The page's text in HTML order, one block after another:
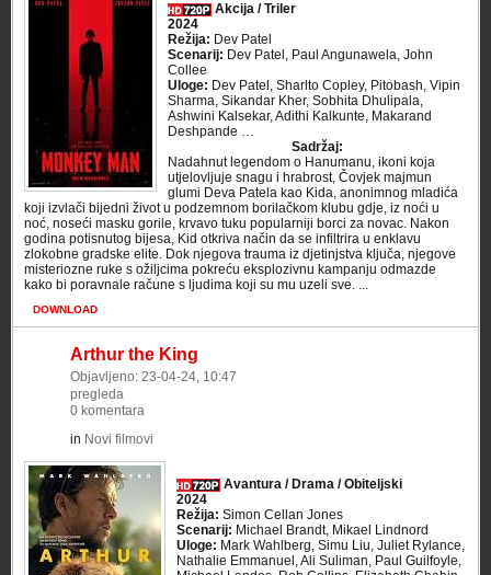
Akcija / Triler
2024
Režija: Dev Patel
Scenarij: Dev Patel, Paul Angunawela, John
Collee
Uloge: Dev Patel, Sharlto Copley, Pitobash, Vipin
Sharma, Sikandar Kher, Sobhita Dhulipala,
Ashwini Kalsekar, Adithi Kalkunte, Makarand
Deshpande …
Sadržaj:
Nadahnut legendom o Hanumanu, ikoni koja
utjelovljuje snagu i hrabrost, Čovjek majmun
glumi Deva Patela kao Kida, anonimnog mladića
koji izvlači bijedni život u podzemnom borilačkom klubu gdje, iz noći u
noć, noseći masku gorile, krvavo tuku popularniji borci za novac. Nakon
godina potisnutog bijesa, Kid otkriva način da se infiltrira u enklavu
zlokobne gradske elite. Dok njegova trauma iz djetinjstva ključa, njegove
misteriozne ruke s ožiljcima pokreću eksplozivnu kampanju odmazde
kako bi poravnale račune s ljudima koji su mu uzeli sve. ...
DOWNLOAD
Arthur the King
Objavljeno: 23-04-24, 10:47
pregleda
0 komentara
in Novi filmovi
Avantura / Drama / Obiteljski
2024
Režija: Simon Cellan Jones
Scenarij: Michael Brandt, Mikael Lindnord
Uloge: Mark Wahlberg, Simu Liu, Juliet Rylance,
Nathalie Emmanuel, Ali Suliman, Paul Guilfoyle,